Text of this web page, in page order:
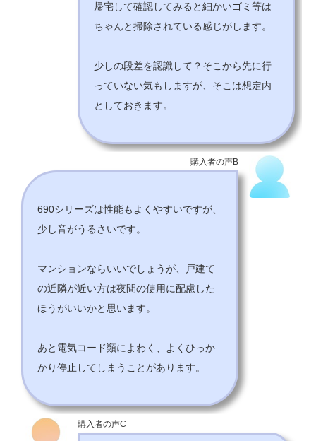
帰宅して確認してみると細かいゴミ等は
ちゃんと掃除されている感じがします。
少しの段差を認識して？そこから先に行
っていない気もしますが、そこは想定内
としておきます。
購入者の声B
690シリーズは性能もよくやすいですが、
少し音がうるさいです。
マンションならいいでしょうが、戸建て
の近隣が近い方は夜間の使用に配慮した
ほうがいいかと思います。
あと電気コード類によわく、よくひっか
かり停止してしまうことがあります。
購入者の声C